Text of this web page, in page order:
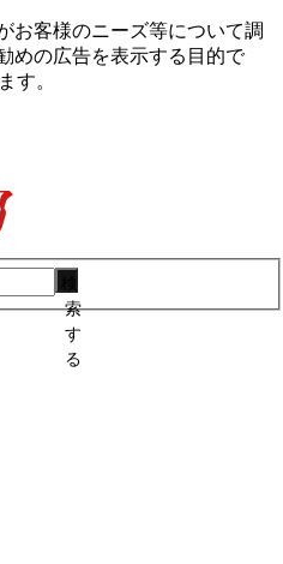
お客様のニーズ等について調
めの広告を表⽰する⽬的で
す。
索
す
る